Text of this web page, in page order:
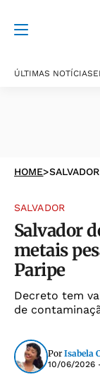
ÚLTIMAS NOTÍCIAS
HOME>SALVADOR
SALVADOR
Salvador
metais
Paripe
Decreto tem
de
Por Isabela
10/06/2026